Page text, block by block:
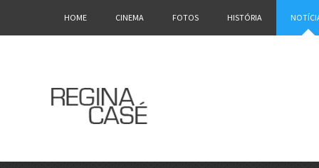
HOME CINEMA FOTOS HISTÓRIA